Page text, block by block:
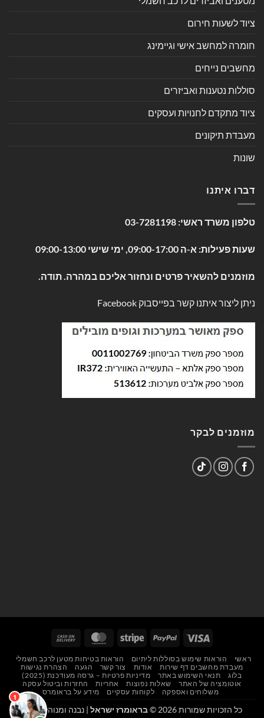
ציוד לשעות חירום
חומרה למחשב אישי וגיימינג
מחשבים נייחים
סוללות נטענות ואביזרים
ציוד מתקדם לחנויות ועסקים
מעבדת תיקונים
שונות
דברו איתנו
טלפון משרד ראשי: 03-7281198
שעות פעילות: א-ה 09:00-17:00, ימי שישי 09:00-13:00
מוזמנים להשאיר פרטים ונחזור אליכם במהרה. תודה.
ניתן ליצור איתנו קשר בפייסבוק Facebook
מוזמנים לבקר
Visa
PayPal
Stripe
MasterCard
Delivery
ראשי הוראות שימוש בסוללות ליתיום
הוראות בטיחות מטען לרכב חשמלי
מעבדת מחשבים דף שירות
אודות צור קשר הגעה
הצהרת נגישות
בלוג
תנאי השימוש באתר
מדיניות פרטיות – גרסה מעודכנת (2025)
אוטומציה של האתר
שאלות נפוצות אחריות
החזרות וביטול עסקה
משלוחים ואספקה
לקוחות עסקיים מידע על בראומרס
כל הזכויות שמורות 2026 © בראומרז ישראל | נבנה ומנוהל על ידי